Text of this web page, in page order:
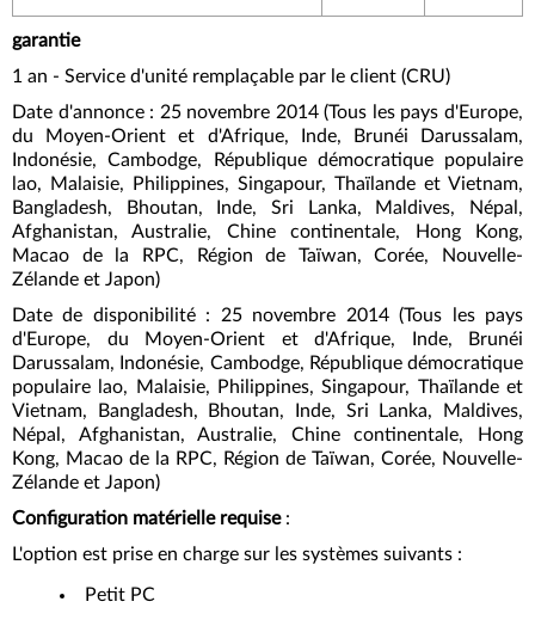
garantie
1 an - Service d'unité remplaçable par le client (CRU)
Date d'annonce : 25 novembre 2014 (Tous les pays d'Europe,
du Moyen-Orient et d'Afrique, Inde, Brunéi Darussalam,
Indonésie, Cambodge, République démocratique populaire
lao, Malaisie, Philippines, Singapour, Thaïlande et Vietnam,
Bangladesh, Bhoutan, Inde, Sri Lanka, Maldives, Népal,
Afghanistan, Australie, Chine continentale, Hong Kong,
Macao de la RPC, Région de Taïwan, Corée, Nouvelle-
Zélande et Japon)
Date de disponibilité : 25 novembre 2014 (Tous les pays
d'Europe, du Moyen-Orient et d'Afrique, Inde, Brunéi
Darussalam, Indonésie, Cambodge, République démocratique
populaire lao, Malaisie, Philippines, Singapour, Thaïlande et
Vietnam, Bangladesh, Bhoutan, Inde, Sri Lanka, Maldives,
Népal, Afghanistan, Australie, Chine continentale, Hong
Kong, Macao de la RPC, Région de Taïwan, Corée, Nouvelle-
Zélande et Japon)
Configuration matérielle requise:
L'option est prise en charge sur les systèmes suivants :
Petit PC